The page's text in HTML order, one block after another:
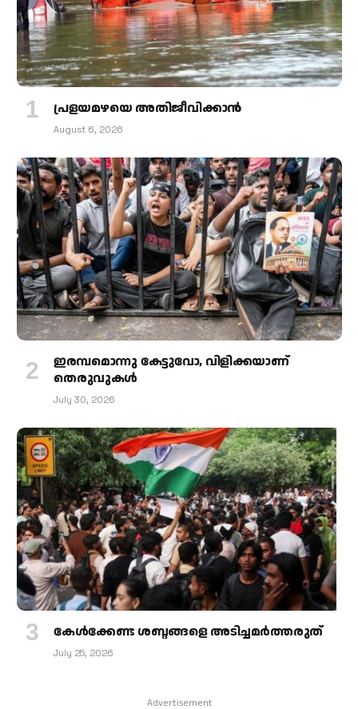
പ്രളയമഴയെ അതിജീവിക്കാന്‍
August 6, 2026
ഇരമ്പമൊന്നു കേട്ടുവോ, വിളിക്കയാണ്
തെരുവുകള്‍
July 30, 2026
കേള്‍ക്കേണ്ട ശബ്ദങ്ങളെ അടിച്ചമര്‍ത്തരുത്
July 25, 2026
Advertisement